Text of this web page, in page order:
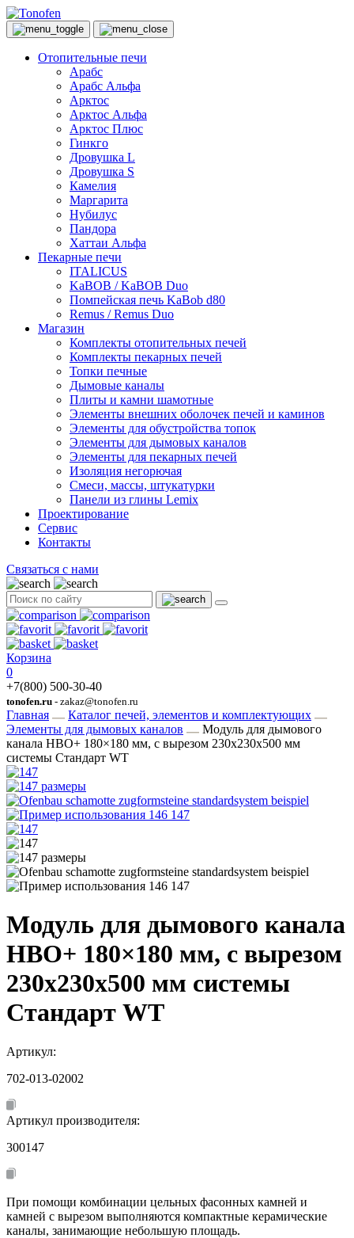
Отопительные печи
Арабс
Арабс Альфа
Арктос
Арктос Альфа
Арктос Плюс
Гинкго
Дровушка L
Дровушка S
Камелия
Маргарита
Нубилус
Пандора
Хаттаи Альфа
Пекарные печи
ITALICUS
KaBOB / KaBOB Duo
Помпейская печь KaBob d80
Remus / Remus Duo
Магазин
Комплекты отопительных печей
Комплекты пекарных печей
Топки печные
Дымовые каналы
Плиты и камни шамотные
Элементы внешних оболочек печей и каминов
Элементы для обустройства топок
Элементы для дымовых каналов
Элементы для пекарных печей
Изоляция негорючая
Смеси, массы, штукатурки
Панели из глины Lemix
Проектирование
Сервис
Контакты
Связаться с нами
Корзина
0
+7(800) 500-30-40
tonofen.ru - zakaz@tonofen.ru
Главная
Каталог печей, элементов и комплектующих
Элементы для дымовых каналов
Модуль для дымового
канала HBO+ 180×180 мм, с вырезом 230x230x500 мм
системы Стандарт WT
Модуль для дымового канала
HBO+ 180×180 мм, с вырезом
230x230x500 мм системы
Стандарт WT
Артикул:
702-013-02002
Артикул производителя:
300147
При помощи комбинации цельных фасонных камней и
камней с вырезом выполняются компактные керамические
каналы, занимающие небольшую площадь.